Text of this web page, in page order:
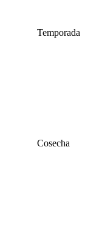
Temporada
Cosecha